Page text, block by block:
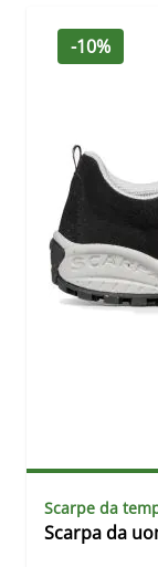
-10%
Scarpe da
Scarpa da